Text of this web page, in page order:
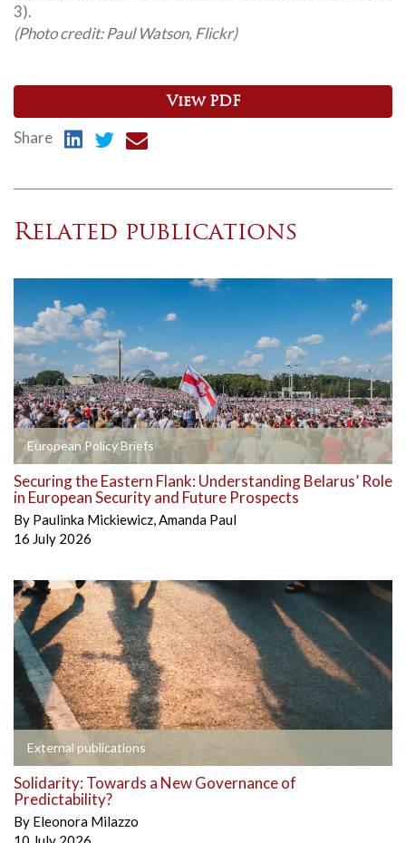
3).
(Photo credit: Paul Watson, Flickr)
View PDF
Share
Related publications
European Policy Briefs
Securing the Eastern Flank: Understanding Belarus’ Role
in European Security and Future Prospects
By Paulinka Mickiewicz,Amanda Paul
16 July 2026
External publications
Solidarity: Towards a New Governance of
Predictability?
By Eleonora Milazzo